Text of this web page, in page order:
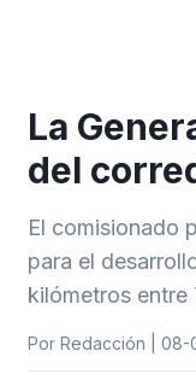
La
del
El comisionado
para el
kilómetros entre
Por Redacción | 08-